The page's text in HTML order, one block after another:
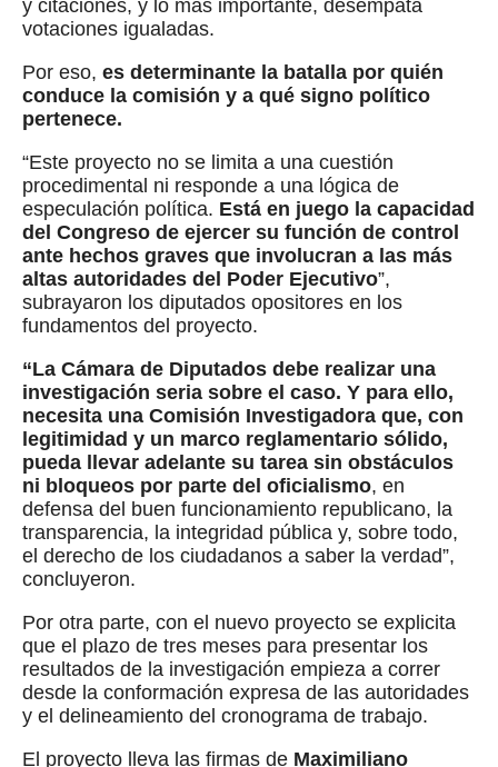
y citaciones, y lo más importante, desempata
votaciones igualadas.
Por eso, es determinante la batalla por quién
conduce la comisión y a qué signo político
pertenece.
“Este proyecto no se limita a una cuestión
procedimental ni responde a una lógica de
especulación política. Está en juego la capacidad
del Congreso de ejercer su función de control
ante hechos graves que involucran a las más
altas autoridades del Poder Ejecutivo”,
subrayaron los diputados opositores en los
fundamentos del proyecto.
“La Cámara de Diputados debe realizar una
investigación seria sobre el caso. Y para ello,
necesita una Comisión Investigadora que, con
legitimidad y un marco reglamentario sólido,
pueda llevar adelante su tarea sin obstáculos
ni bloqueos por parte del oficialismo, en
defensa del buen funcionamiento republicano, la
transparencia, la integridad pública y, sobre todo,
el derecho de los ciudadanos a saber la verdad”,
concluyeron.
Por otra parte, con el nuevo proyecto se explicita
que el plazo de tres meses para presentar los
resultados de la investigación empieza a correr
desde la conformación expresa de las autoridades
y el delineamiento del cronograma de trabajo.
El proyecto lleva las firmas de Maximiliano